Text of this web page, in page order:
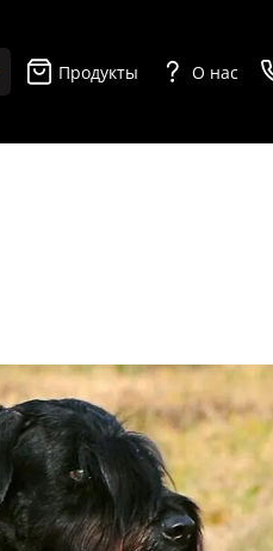
Продукты О нас